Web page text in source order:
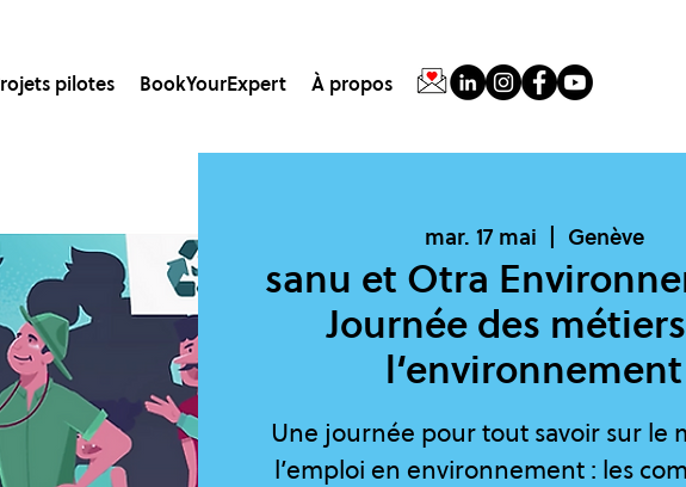
pilotes BookYourExpert À propos
mar. 17 mai Genève
sanu et Otra
Journée des
l‘environnement
Une journée pour tout savoir sur le
l’emploi en environnement : les